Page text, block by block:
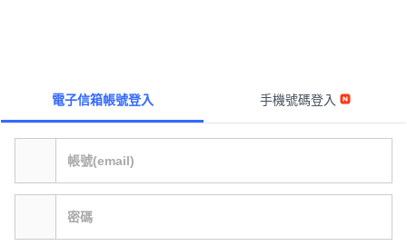
電子信箱帳號登入 手機號碼登入